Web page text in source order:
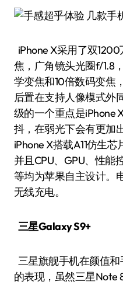
iPhone X采用了双
焦，广角镜头光圈f/1.8
学变焦和10倍数码变焦
后置在支持人像模式外
级的一个重点是iPhone
抖，在弱光下会有更加
iPhone X搭载A11仿生
并且CPU、GPU、性能
等均为苹果自主设计。
无线充电。
三星Galaxy S9+
三星旗舰手机在颜值
的表现，虽然三星Note